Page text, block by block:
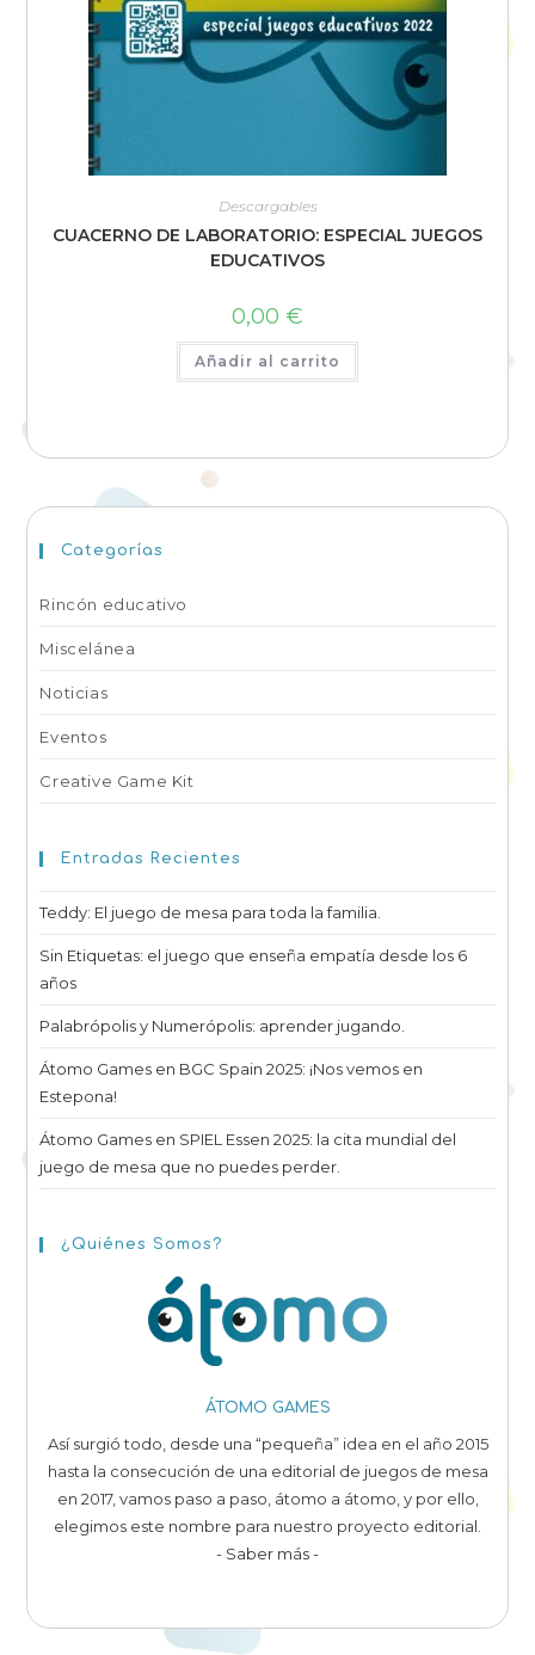
Descargables
CUACERNO DE LABORATORIO: ESPECIAL JUEGOS
EDUCATIVOS
0,00 €
Añadir al carrito
Categorías
Rincón educativo
Miscelánea
Noticias
Eventos
Creative Game Kit
Entradas Recientes
Teddy: El juego de mesa para toda la familia.
Sin Etiquetas: el juego que enseña empatía desde los 6
años
Palabrópolis y Numerópolis: aprender jugando.
Átomo Games en BGC Spain 2025: ¡Nos vemos en
Estepona!
Átomo Games en SPIEL Essen 2025: la cita mundial del
juego de mesa que no puedes perder.
¿Quiénes Somos?
ÁTOMO GAMES
Así surgió todo, desde una “pequeña” idea en el año 2015
hasta la consecución de una editorial de juegos de mesa
en 2017, vamos paso a paso, átomo a átomo, y por ello,
elegimos este nombre para nuestro proyecto editorial.
- Saber más -